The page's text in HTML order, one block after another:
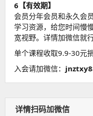
6【有效期】
会员分年会员和永久会
学习资源，给您时间慢
宽视野。详情加微信就行
单个课程收取9.9-30元
入会请加微信：
详情扫码加微信